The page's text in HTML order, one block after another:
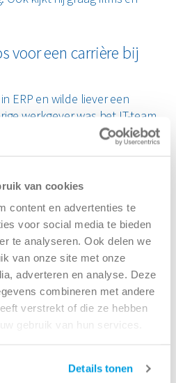
van cookies
content en advertenties te
voor social media te bieden
te analyseren. Ook delen we
van onze site met onze
adverteren en analyse. Deze
combineren met andere
verstrekt of die ze hebben
gebruik van hun services.
Details tonen
voor een carrière bij
ERP en wilde liever een
werkgever was het IT-team
beperkte. Ik zocht naar
ik mezelf verder kon
het team, wist ik dat dit de
bij Renewi als Application
door naar de rol van
team, waar hij sinds 1 juli
aan
als het op IT aankomt. We